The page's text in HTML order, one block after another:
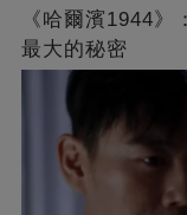
《哈爾濱1944
最大的秘密